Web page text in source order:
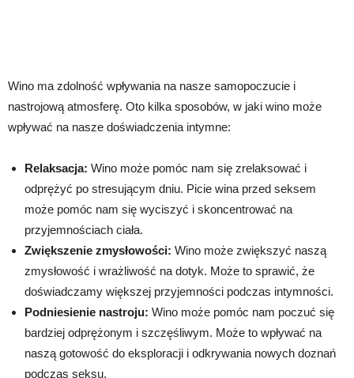
Wino ma zdolność wpływania na nasze samopoczucie i
nastrojową atmosferę. Oto kilka sposobów, w jaki wino może
wpływać na nasze doświadczenia intymne:
Relaksacja: Wino może pomóc nam się zrelaksować i
odprężyć po stresującym dniu. Picie wina przed seksem
może pomóc nam się wyciszyć i skoncentrować na
przyjemnościach ciała.
Zwiększenie zmysłowości: Wino może zwiększyć naszą
zmysłowość i wrażliwość na dotyk. Może to sprawić, że
doświadczamy większej przyjemności podczas intymności.
Podniesienie nastroju: Wino może pomóc nam poczuć się
bardziej odprężonym i szczęśliwym. Może to wpływać na
naszą gotowość do eksploracji i odkrywania nowych doznań
podczas seksu.